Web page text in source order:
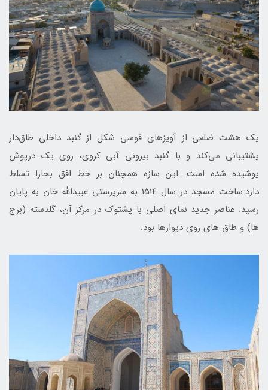
یک هشت ضلعی از آویزهای قوسی شکل از گنبد داخلی طاق‌دار
پشتیبانی می‌کند و با گنبد بیرونی آبی کروی، روی یک درپوش
پوشیده شده است. این سازه همچنان بر خط افق بخارا تسلط
دارد.ساخت مسجد در سال 1514 به سرپرستی عبیدالله خان به پایان
رسید. عناصر جدید نمای اصلی با پشتوک در مرکز آن، گلدسته (برج
ها) و طاق های روی دیوارها بود.